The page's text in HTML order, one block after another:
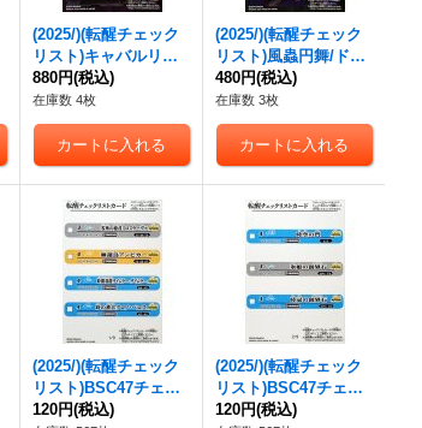
(2025/)(転醒チェック
リスト)キャバルリー
スラッシュ/ソーディ
アス・アーサー・オリ
ジン【-】{BSC47-RV
TX02}《紫》
880円(税込)
在庫数 4枚
(2025/)(転醒チェック
リスト)風蟲円舞/ドル
クス・ウシワカ・オリ
ジン【-】{BSC47-RV
TX03}《緑》
480円(税込)
在庫数 3枚
(2025/)(転醒チェック
リスト)BSC47チェッ
クリスト1【-】{BSC4
120円(税込)
(2025/)(転醒チェック
リスト)BSC47チェッ
クリスト2【-】{BSC4
120円(税込)